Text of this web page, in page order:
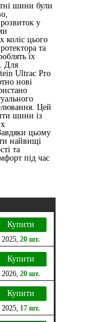
шини були
у
коліс цього
та
їх
Для
Ultrac Pro
нові
Цей
шини із
цьому
найвищі
та
під час
Купити
2025, 20 шт.
Купити
2026, 20 шт.
Купити
2025, 17 шт.